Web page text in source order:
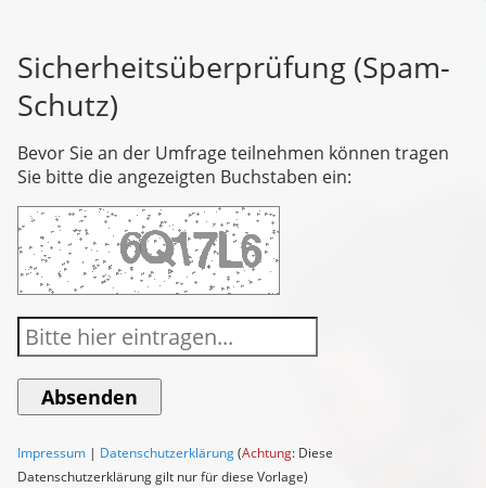
Sicherheitsüberprüfung (Spam-
Schutz)
Bevor Sie an der Umfrage teilnehmen können tragen
Sie bitte die angezeigten Buchstaben ein:
Impressum | Datenschutzerklärung(Achtung: Diese
Datenschutzerklärung gilt nur für diese Vorlage)